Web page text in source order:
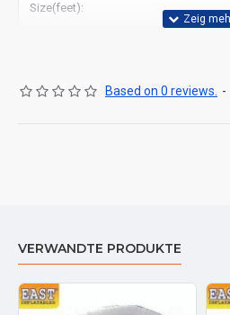
Size(feet):
Based on 0 reviews. -
VERWANDTE PRODUKTE